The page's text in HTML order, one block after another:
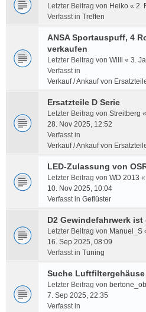
Letzter Beitrag von Heiko « 2.
Verfasst in Treffen
ANSA Sportauspuff, 4
verkaufen
Letzter Beitrag von Willi « 3.
Verfasst in
Verkauf / Ankauf von
Ersatzteile D Serie
Letzter Beitrag von Streitberg «
28. Nov 2025, 12:52
Verfasst in
Verkauf / Ankauf von
LED-Zulassung von
Letzter Beitrag von WD 2013 «
10. Nov 2025, 10:04
Verfasst in Geflüster
D2 Gewindefahrwerk
Letzter Beitrag von Manuel_S
16. Sep 2025, 08:09
Verfasst in Tuning
Suche Luftfiltergehäuse
Letzter Beitrag von
7. Sep 2025, 22:35
Verfasst in